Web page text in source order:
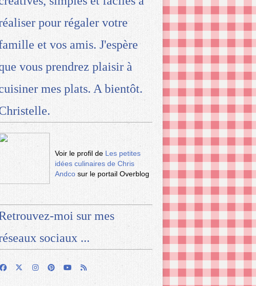
pour régaler votre
et vos amis. J'espère
vous prendrez plaisir à
mes plats. A bientôt.
Voir le profil de Les petites
idées culinaires de Chris
Andco sur le portail Overblog
moi sur mes
sociaux ...